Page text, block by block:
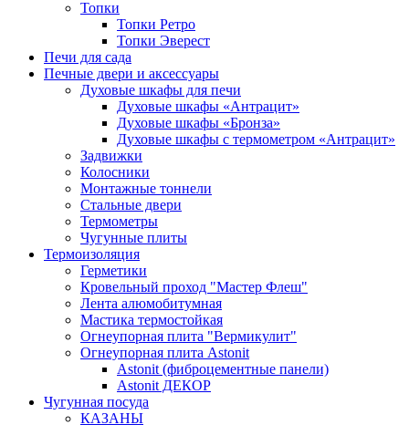
Топки
Топки Ретро
Топки Эверест
Печи для сада
Печные двери и аксессуары
Духовые шкафы для печи
Духовые шкафы «Антрацит»
Духовые шкафы «Бронза»
Духовые шкафы с термометром «Антрацит»
Задвижки
Колосники
Монтажные тоннели
Стальные двери
Термометры
Чугунные плиты
Термоизоляция
Герметики
Кровельный проход "Мастер Флеш"
Лента алюмобитумная
Мастика термостойкая
Огнеупорная плита "Вермикулит"
Огнеупорная плита Astonit
Astonit (фиброцементные панели)
Astonit ДЕКОР
Чугунная посуда
КАЗАНЫ